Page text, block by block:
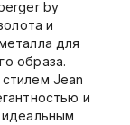
by
и
для
образа.
Jean
и
идеальным